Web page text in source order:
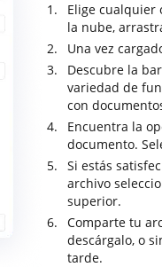
Elige cualquier
la nube,
Una vez
Descubre la
variedad de
con
Encuentra la
documento.
Si estás
archivo
superior.
Comparte tu
descárgalo, o
tarde.